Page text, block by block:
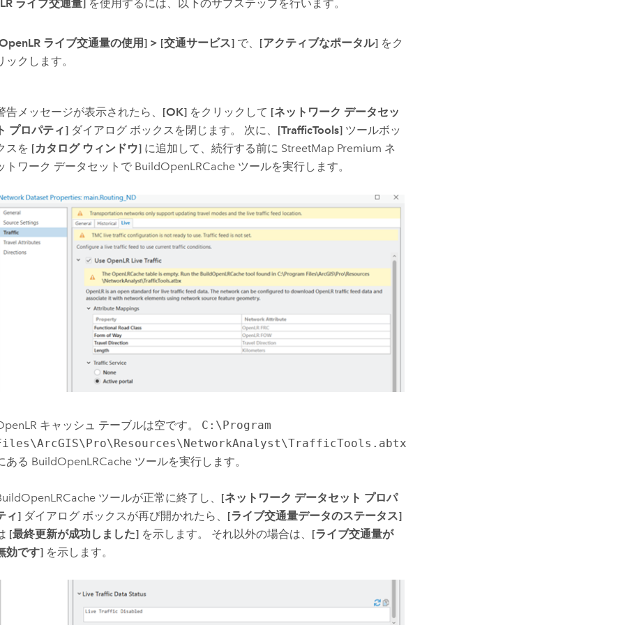
ライブ交通量] を使用するには、以下のサブステップを行います。
ライブ交通量の使用] > [交通サービス]で、 [アクティブなポータル]をク
ックします。
告メッセージが表示されたら、 [OK]をクリックして [ネットワーク データセッ
プロパティ]ダイアログ ボックスを閉じます。 次に、 [TrafficTools]ツールボッ
スを [カタログ ウィンドウ]に追加して、続行する前に StreetMap Premium ネ
トワーク データセットで BuildOpenLRCacheツールを実行します。
キャッシュ テーブルは空です。 C:\Program
ある BuildOpenLRCacheツールを実行します。
ツールが正常に終了し、 [ネットワーク データセット プロパ
ィ]ダイアログ ボックスが再び開かれたら、 [ライブ交通量データのステータス]
[最終更新が成功しました]を示します。 それ以外の場合は、 [ライブ交通量が
効です]を示します。